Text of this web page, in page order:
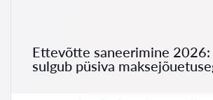
Ettevõtte saneerimine 2026:
sulgub püsiva